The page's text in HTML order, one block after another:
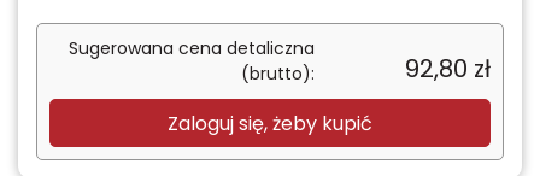
Sugerowana cena detaliczna
(brutto):
92,80 zł
Zaloguj się, żeby kupić